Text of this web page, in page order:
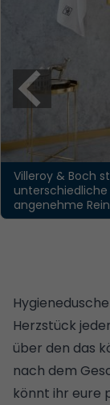
Villeroy & Boch
angenehme
Herzstück
über den das
nach dem
könnt ihr eure